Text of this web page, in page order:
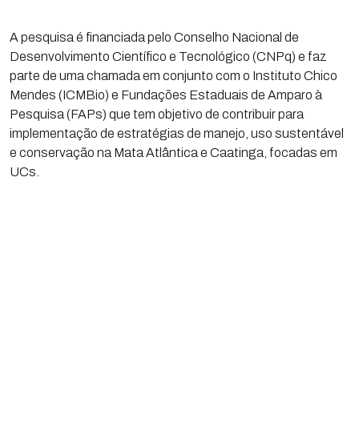
A pesquisa é financiada pelo Conselho Nacional de
Desenvolvimento Científico e Tecnológico (CNPq) e faz
parte de uma chamada em conjunto com o Instituto Chico
Mendes (ICMBio) e Fundações Estaduais de Amparo à
Pesquisa (FAPs) que tem objetivo de contribuir para
implementação de estratégias de manejo, uso sustentável
e conservação na Mata Atlântica e Caatinga, focadas em
UCs.